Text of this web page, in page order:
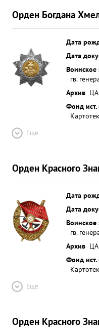
Орден Богдана
Дата
Дата
Воинское
гв.
Архив
Фонд
Ещё
Орден Красного
Дата
Дата
Воинское
гв.
Архив
Фонд
Ещё
Орден Красного